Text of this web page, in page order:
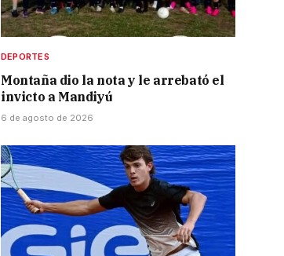
DEPORTES
Montaña dio la nota y le arrebató el
invicto a Mandiyú
6 de agosto de 2026